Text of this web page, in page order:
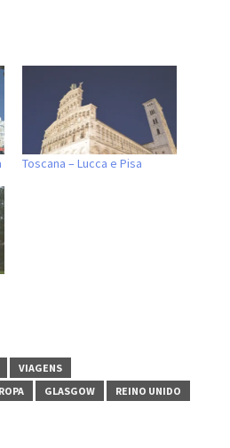
Toscana – Lucca e Pisa
VIAGENS
GLASGOW
REINO UNIDO